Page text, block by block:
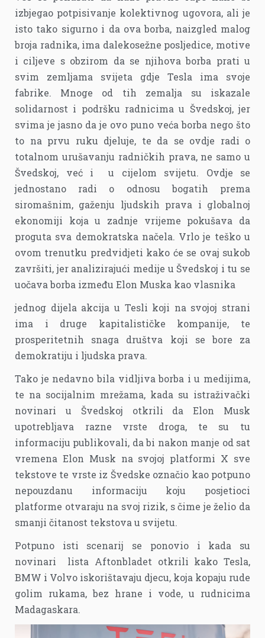
izbjegao potpisivanje kolektivnog ugovora, ali je
isto tako sigurno i da ova borba, naizgled malog
broja radnika, ima dalekosežne posljedice, motive
i ciljeve s obzirom da se njihova borba prati u
svim zemljama svijeta gdje Tesla ima svoje
fabrike. Mnoge od tih zemalja su iskazale
solidarnost i podršku radnicima u Švedskoj, jer
svima je jasno da je ovo puno veća borba nego što
to na prvu ruku djeluje, te da se ovdje radi o
totalnom urušavanju radničkih prava, ne samo u
Švedskoj, već i u cijelom svijetu. Ovdje se
jednostano radi o odnosu bogatih prema
siromašnim, gaženju ljudskih prava i globalnoj
ekonomiji koja u zadnje vrijeme pokušava da
proguta sva demokratska načela. Vrlo je teško u
ovom trenutku predvidjeti kako će se ovaj sukob
završiti, jer analizirajući medije u Švedskoj i tu se
uočava borba između Elon Muska kao vlasnika
jednog dijela akcija u Tesli koji na svojoj strani
ima i druge kapitalističke kompanije, te
prosperitetnih snaga društva koji se bore za
demokratiju i ljudska prava.
Tako je nedavno bila vidljiva borba i u medijima,
te na socijalnim mrežama, kada su istraživački
novinari u Švedskoj otkrili da Elon Musk
upotrebljava razne vrste droga, te su tu
informaciju publikovali, da bi nakon manje od sat
vremena Elon Musk na svojoj platformi X sve
tekstove te vrste iz Švedske označio kao potpuno
nepouzdanu informaciju koju posjetioci
platforme otvaraju na svoj rizik, s čime je želio da
smanji čitanost tekstova u svijetu.
Potpuno isti scenarij se ponovio i kada su
novinari lista Aftonbladet otkrili kako Tesla,
BMW i Volvo iskorištavaju djecu, koja kopaju rude
golim rukama, bez hrane i vode, u rudnicima
Madagaskara.